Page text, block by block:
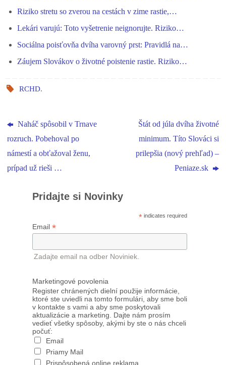
Riziko stretu so zverou na cestách v zime rastie,…
Lekári varujú: Toto vyšetrenie neignorujte. Riziko…
Sociálna poisťovňa dvíha varovný prst: Pravidlá na…
Záujem Slovákov o životné poistenie rastie. Riziko…
RCHD.
Naháč spôsobil v Trnave
rozruch. Pobehoval po
námestí a obťažoval ženu,
prípad už rieši …
Štát od júla dvíha životné
minimum. Títo Slováci si
prilepšia (nový prehľad) –
Peniaze.sk
Pridajte si Novinky
* indicates required
Email *
Zadajte email na odber Noviniek.
Marketingové povolenia
Register chránených dielní použije informácie,
ktoré ste uviedli na tomto formulári, aby sme boli
v kontakte s vami a aby sme poskytovali
aktualizácie a marketing. Dajte nám prosím
vedieť všetky spôsoby, akými by ste o nás chceli
počuť:
Email
Priamy Mail
Prispôsobená online reklama